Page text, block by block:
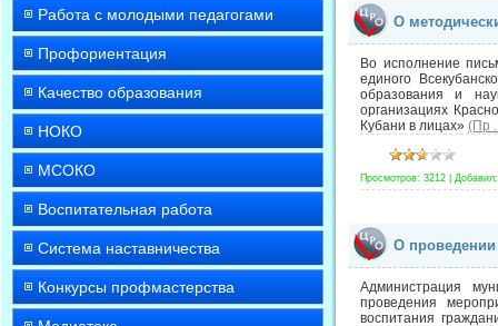
Работа с молодыми педагогами
Профориентация
Качество образования
НОКО
МСОКО
Воспитательная работа
Система наставничества
Конкурсы профмастерства
О
Во исполнение
единого
образования и
организациях
Кубани в лицах» (Пр
Просмотров: 3212 Добавил:
О проведении
Администрация
проведения
воспитания